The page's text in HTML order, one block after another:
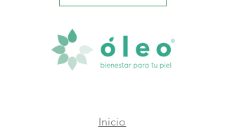
Inicio